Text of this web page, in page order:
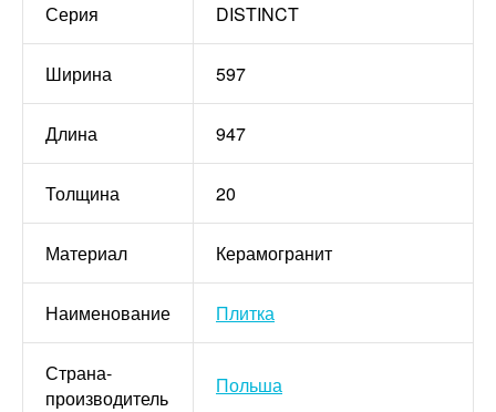
Серия DISTINCT
Ширина 597
Длина 947
Толщина 20
Материал Керамогранит
Наименование Плитка
Страна-
производитель
Польша